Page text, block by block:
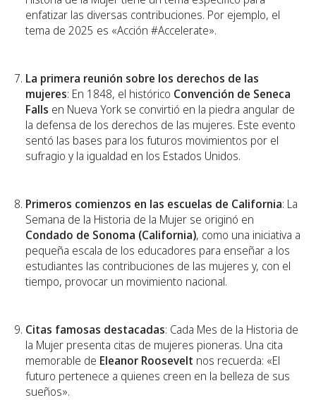
enfatizar las diversas contribuciones. Por ejemplo, el
tema de 2025 es «Acción #Accelerate».
La primera reunión sobre los derechos de las
mujeres: En 1848, el histórico Convención de Seneca
Falls en Nueva York se convirtió en la piedra angular de
la defensa de los derechos de las mujeres. Este evento
sentó las bases para los futuros movimientos por el
sufragio y la igualdad en los Estados Unidos.
Primeros comienzos en las escuelas de California: La
Semana de la Historia de la Mujer se originó en
Condado de Sonoma (California), como una iniciativa a
pequeña escala de los educadores para enseñar a los
estudiantes las contribuciones de las mujeres y, con el
tiempo, provocar un movimiento nacional.
Citas famosas destacadas: Cada Mes de la Historia de
la Mujer presenta citas de mujeres pioneras. Una cita
memorable de Eleanor Roosevelt nos recuerda: «El
futuro pertenece a quienes creen en la belleza de sus
sueños».